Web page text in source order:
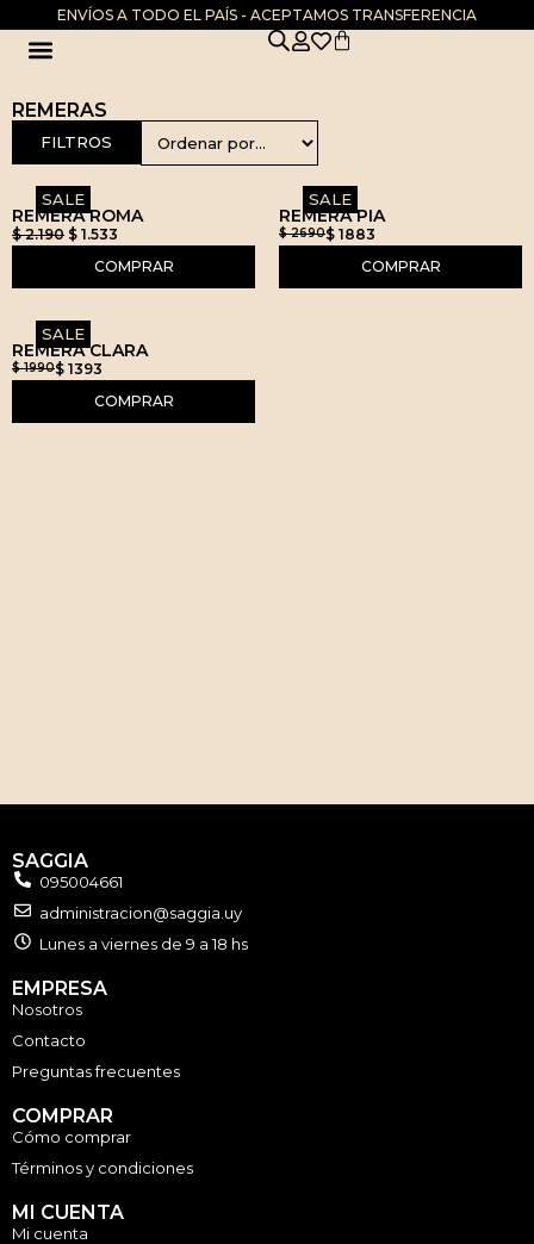
ENVÍOS A TODO EL PAÍS - ACEPTAMOS TRANSFERENCIA
REMERAS
FILTROS
SALE
REMERA ROMA
$2.190 $ 1.533
COMPRAR
SALE
REMERA PIA
$ 2690$ 1883
COMPRAR
SALE
REMERA CLARA
$ 1990$ 1393
COMPRAR
SAGGIA
095004661
administracion@saggia.uy
Lunes a viernes de 9 a 18 hs
EMPRESA
Nosotros
Contacto
Preguntas frecuentes
COMPRAR
Cómo comprar
Términos y condiciones
MI CUENTA
Mi cuenta